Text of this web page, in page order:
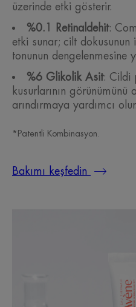
üzerinde etki gösterir.
%0.1 Retinaldehit:
etki sunar; cilt dokusunun
tonunun dengelenmesine
%6 Glikolik Asit: Cildi
kusurlarının
arındırmaya yardımcı olur.
*Patentli Kombinasyon.
Bakımı keşfedin